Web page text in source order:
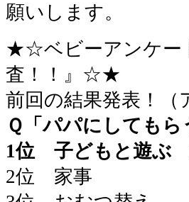
願いします。
★☆ベビーアンケー
査！！』☆★
前回の結果発表！（
Ｑ「パパにしても
1位 子どもと遊ぶ
2位 家事